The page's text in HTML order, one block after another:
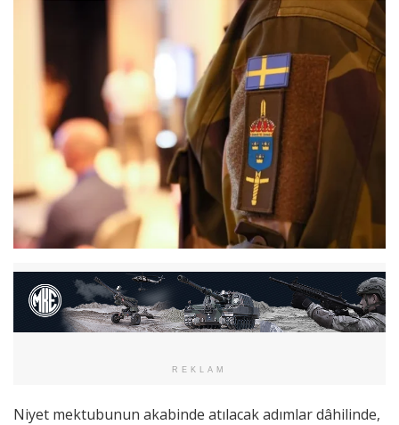
REKLAM
Niyet mektubunun akabinde atılacak adımlar dâhilinde,